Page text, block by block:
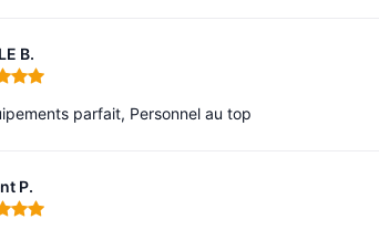
B.
5 sur 5
parfait, Personnel au top
P.
5 sur 5